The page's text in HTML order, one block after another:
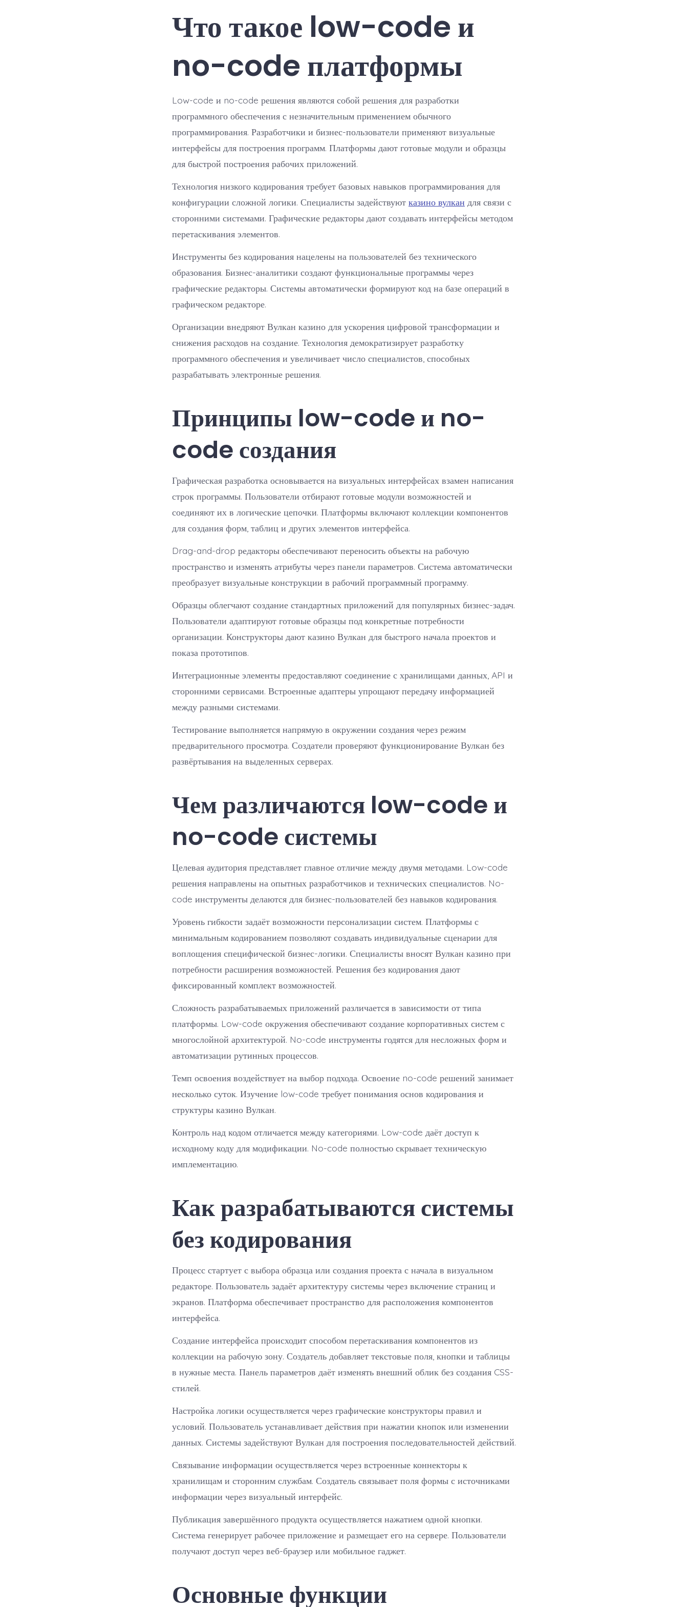
code
платформы
Что такое low-code и
no-code платформы
Low-code и no-code решения являются собой решения для разработки
программного обеспечения с незначительным применением обычного
программирования. Разработчики и бизнес-пользователи применяют визуальные
интерфейсы для построения программ. Платформы дают готовые модули и образцы
для быстрой построения рабочих приложений.
Технология низкого кодирования требует базовых навыков программирования для
конфигурации сложной логики. Специалисты задействуют казино вулкан для связи с
сторонними системами. Графические редакторы дают создавать интерфейсы методом
перетаскивания элементов.
Инструменты без кодирования нацелены на пользователей без технического
образования. Бизнес-аналитики создают функциональные программы через
графические редакторы. Системы автоматически формируют код на базе операций в
графическом редакторе.
Организации внедряют Вулкан казино для ускорения цифровой трансформации и
снижения расходов на создание. Технология демократизирует разработку
программного обеспечения и увеличивает число специалистов, способных
разрабатывать электронные решения.
Принципы low-code и no-
code создания
Графическая разработка основывается на визуальных интерфейсах взамен написания
строк программы. Пользователи отбирают готовые модули возможностей и
соединяют их в логические цепочки. Платформы включают коллекции компонентов
для создания форм, таблиц и других элементов интерфейса.
Drag-and-drop редакторы обеспечивают переносить объекты на рабочую
пространство и изменять атрибуты через панели параметров. Система автоматически
преобразует визуальные конструкции в рабочий программный программу.
Образцы облегчают создание стандартных приложений для популярных бизнес-задач.
Пользователи адаптируют готовые образцы под конкретные потребности
организации. Конструкторы дают казино Вулкан для быстрого начала проектов и
показа прототипов.
Интеграционные элементы предоставляют соединение с хранилищами данных, API и
сторонними сервисами. Встроенные адаптеры упрощают передачу информацией
между разными системами.
Тестирование выполняется напрямую в окружении создания через режим
предварительного просмотра. Создатели проверяют функционирование Вулкан без
развёртывания на выделенных серверах.
Чем различаются low-code и
no-code системы
Целевая аудитория представляет главное отличие между двумя методами. Low-code
решения направлены на опытных разработчиков и технических специалистов. No-
code инструменты делаются для бизнес-пользователей без навыков кодирования.
Уровень гибкости задаёт возможности персонализации систем. Платформы с
минимальным кодированием позволяют создавать индивидуальные сценарии для
воплощения специфической бизнес-логики. Специалисты вносят Вулкан казино при
потребности расширения возможностей. Решения без кодирования дают
фиксированный комплект возможностей.
Сложность разрабатываемых приложений различается в зависимости от типа
платформы. Low-code окружения обеспечивают создание корпоративных систем с
многослойной архитектурой. No-code инструменты годятся для несложных форм и
автоматизации рутинных процессов.
Темп освоения воздействует на выбор подхода. Освоение no-code решений занимает
несколько суток. Изучение low-code требует понимания основ кодирования и
структуры казино Вулкан.
Контроль над кодом отличается между категориями. Low-code даёт доступ к
исходному коду для модификации. No-code полностью скрывает техническую
имплементацию.
Как разрабатываются системы
без кодирования
Процесс стартует с выбора образца или создания проекта с начала в визуальном
редакторе. Пользователь задаёт архитектуру системы через включение страниц и
экранов. Платформа обеспечивает пространство для расположения компонентов
интерфейса.
Создание интерфейса происходит способом перетаскивания компонентов из
коллекции на рабочую зону. Создатель добавляет текстовые поля, кнопки и таблицы
в нужные места. Панель параметров даёт изменять внешний облик без создания CSS-
стилей.
Настройка логики осуществляется через графические конструкторы правил и
условий. Пользователь устанавливает действия при нажатии кнопок или изменении
данных. Системы задействуют Вулкан для построения последовательностей действий.
Связывание информации осуществляется через встроенные коннекторы к
хранилищам и сторонним службам. Создатель связывает поля формы с источниками
информации через визуальный интерфейс.
Публикация завершённого продукта осуществляется нажатием одной кнопки.
Система генерирует рабочее приложение и размещает его на сервере. Пользователи
получают доступ через веб-браузер или мобильное гаджет.
Основные функции